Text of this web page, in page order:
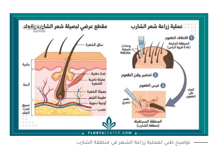
توضيح طبي لعملية زراعة الشعر في منطقة الشارب